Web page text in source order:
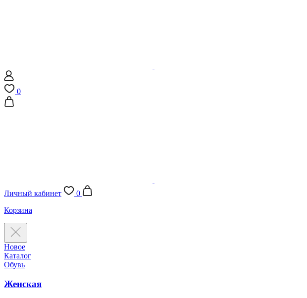
0
Личный кабинет
0
Корзина
Новое
Каталог
Обувь
Женская